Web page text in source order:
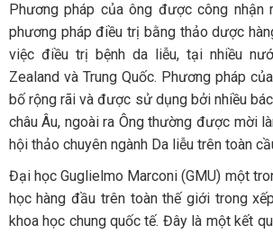
Phương pháp của ông được công nhận
phương pháp điều trị bằng thảo dược
việc điều trị bệnh da liễu, tại nhiều
Zealand và Trung Quốc. Phương pháp
bố rộng rãi và được sử dụng bởi nhiều
châu Âu, ngoài ra Ông thường được mời
hội thảo chuyên ngành Da liễu trên toàn
Đại học Guglielmo Marconi (GMU) một
học hàng đầu trên toàn thế giới trong
khoa học chung quốc tế. Đây là một kết